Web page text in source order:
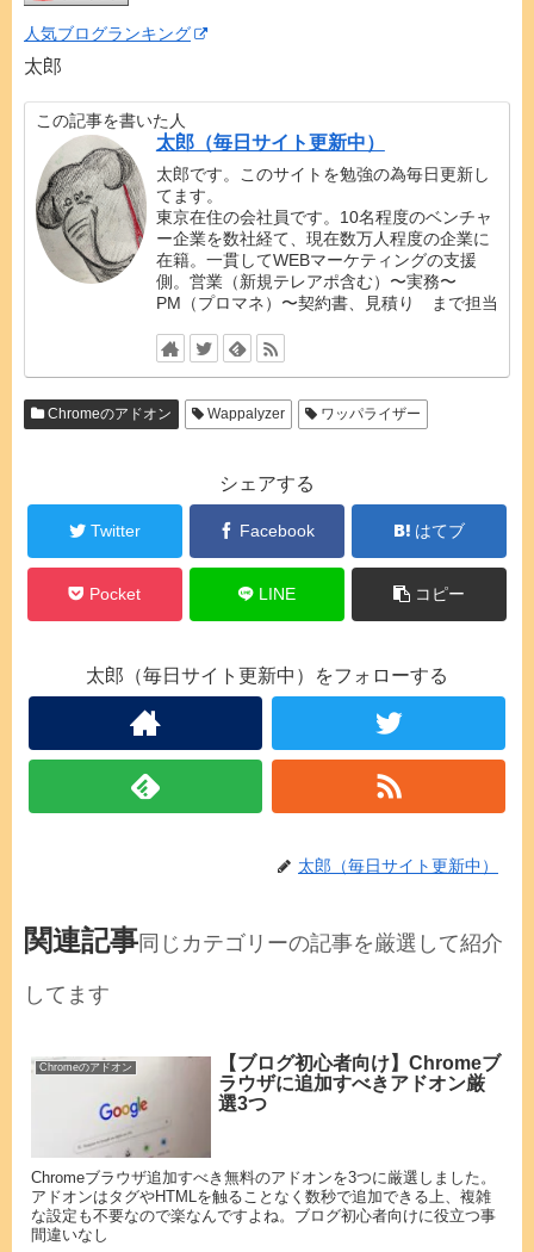
人気ブログランキング
太郎
この記事を書いた人
太郎（毎日サイト更新中）
太郎です。このサイトを勉強の為毎日更新し
てます。
東京在住の会社員です。10名程度のベンチャ
ー企業を数社経て、現在数万人程度の企業に
在籍。一貫してWEBマーケティングの支援
側。営業（新規テレアポ含む）〜実務〜
PM（プロマネ）〜契約書、見積り まで担当
Chromeのアドオン Wappalyzer ワッパライザー
シェアする
Twitter Facebook はてブ
Pocket LINE コピー
太郎（毎日サイト更新中）をフォローする
太郎（毎日サイト更新中）
関連記事同じカテゴリーの記事を厳選して紹介
してます
Chromeのアドオン
【ブログ初心者向け】Chromeブ
ラウザに追加すべきアドオン厳
選3つ
Chromeブラウザ追加すべき無料のアドオンを3つに厳選しました。
アドオンはタグやHTMLを触ることなく数秒で追加できる上、複雑
な設定も不要なので楽なんですよね。ブログ初心者向けに役立つ事
間違いなし